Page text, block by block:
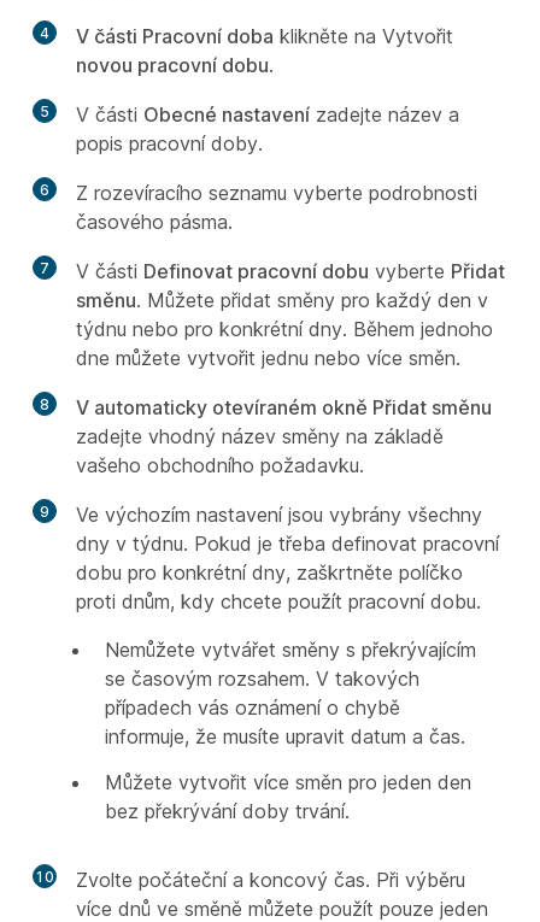
4 V části Pracovní doba klikněte na Vytvořit
novou pracovní dobu.
5 V části Obecné nastavení zadejte název a
popis pracovní doby.
6
Z rozevíracího seznamu vyberte podrobnosti
časového pásma.
7 V části Definovat pracovní dobu vyberte Přidat
směnu. Můžete přidat směny pro každý den v
týdnu nebo pro konkrétní dny. Během jednoho
dne můžete vytvořit jednu nebo více směn.
8
V automaticky otevíraném okně Přidat směnu
zadejte vhodný název směny na základě
vašeho obchodního požadavku.
9
Ve výchozím nastavení jsou vybrány všechny
dny v týdnu. Pokud je třeba definovat pracovní
dobu pro konkrétní dny, zaškrtněte políčko
proti dnům, kdy chcete použít pracovní dobu.
Nemůžete vytvářet směny s překrývajícím
se časovým rozsahem. V takových
případech vás oznámení o chybě
informuje, že musíte upravit datum a čas.
Můžete vytvořit více směn pro jeden den
bez překrývání doby trvání.
10
Zvolte počáteční a koncový čas. Při výběru
více dnů ve směně můžete použít pouze jeden